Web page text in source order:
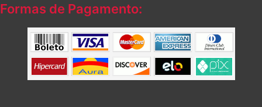
Formas de Pagamento: